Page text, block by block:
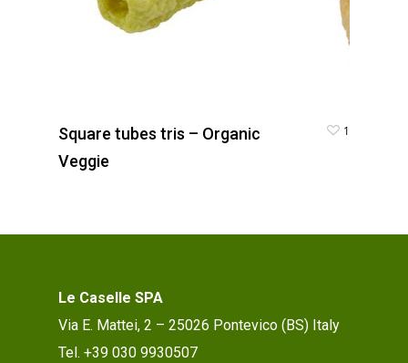
Square tubes tris – Organic
Veggie
1
Le Caselle SPA
Via E. Mattei, 2 – 25026 Pontevico (BS) Italy
Tel. +39 030 9930507